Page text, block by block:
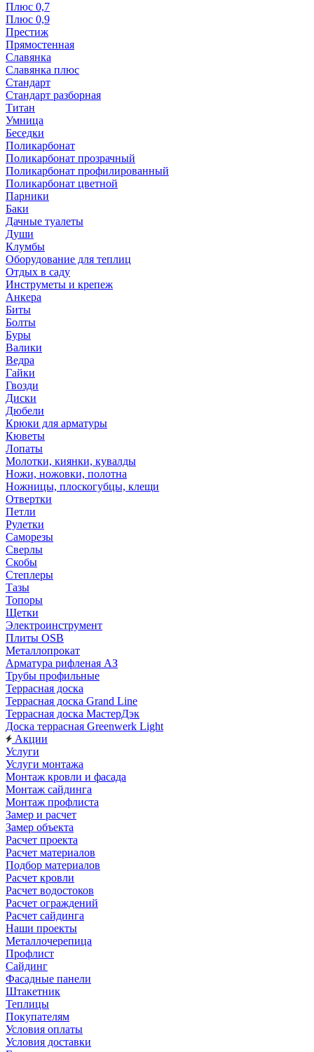
Плюс 0,7
Плюс 0,9
Престиж
Прямостенная
Славянка
Славянка плюс
Стандарт
Стандарт разборная
Титан
Умница
Беседки
Поликарбонат
Поликарбонат прозрачный
Поликарбонат профилированный
Поликарбонат цветной
Парники
Баки
Дачные туалеты
Души
Клумбы
Оборудование для теплиц
Отдых в саду
Инструметы и крепеж
Анкера
Биты
Болты
Буры
Валики
Ведра
Гайки
Гвозди
Диски
Дюбели
Крюки для арматуры
Кюветы
Лопаты
Молотки, киянки, кувалды
Ножи, ножовки, полотна
Ножницы, плоскогубцы, клещи
Отвертки
Петли
Рулетки
Саморезы
Сверлы
Скобы
Степлеры
Тазы
Топоры
Щетки
Электроинструмент
Плиты OSB
Металлопрокат
Арматура рифленая АЗ
Трубы профильные
Террасная доска
Террасная доска Grand Line
Террасная доска МастерДэк
Доска террасная Greenwerk Light
Акции
Услуги
Услуги монтажа
Монтаж кровли и фасада
Монтаж сайдинга
Монтаж профлиста
Замер и расчет
Замер объекта
Расчет проекта
Расчет материалов
Подбор материалов
Расчет кровли
Расчет водостоков
Расчет ограждений
Расчет сайдинга
Наши проекты
Металлочерепица
Профлист
Сайдинг
Фасадные панели
Штакетник
Теплицы
Покупателям
Условия оплаты
Условия доставки